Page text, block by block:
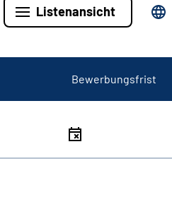
Listenansicht
Bewerbungsfrist